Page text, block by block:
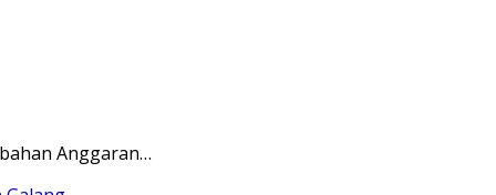
Anggaran…